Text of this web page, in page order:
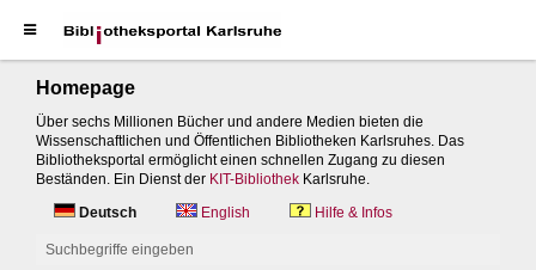
Homepage
Über sechs Millionen Bücher und andere Medien bieten die
Wissenschaftlichen und Öffentlichen Bibliotheken Karlsruhes. Das
Bibliotheksportal ermöglicht einen schnellen Zugang zu diesen
Beständen. Ein Dienst der KIT-Bibliothek Karlsruhe.
Deutsch
English Hilfe & Infos
Suchbegriffe eingeben